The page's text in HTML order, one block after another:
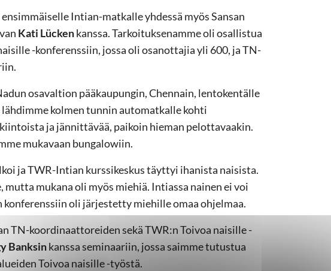
Intian-matkalle yhdessä myös Sansan
Kati Lückenkanssa. Tarkoituksenamme oli osallistua
-konferenssiin, jossa oli osanottajia yli 600, ja TN-
osavaltion pääkaupungin, Chennain, lentokentälle
kolmen tunnin automatkalle kohti
ja jännittävää, paikoin hieman pelottavaakin.
mukavaan bungalowiin.
ja TWR-Intian kurssikeskus täyttyi ihanista naisista.
mukana oli myös miehiä. Intiassa nainen ei voi
oli järjestetty miehille omaa ohjelmaa.
TN-koordinaattoreiden sekä TWR:n Toivoa naisille -
Banksinkanssa seminaariin, jossa saimme tutustua
Toivoa naisille -työstä.